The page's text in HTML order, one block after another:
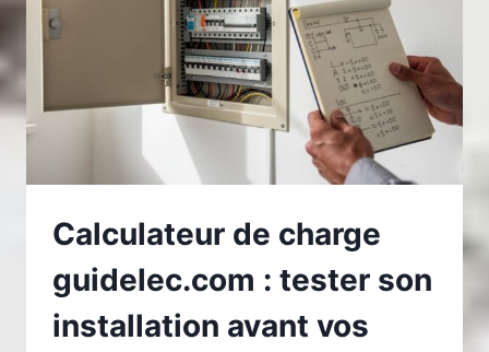
ISOLATION
SANS
SE
TROMPER
Calculateur de charge
guidelec.com : tester son
installation avant vos